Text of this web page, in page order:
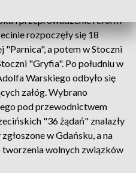
i przeprowadzenie reform
rozpoczęły się 18
"Parnica", a potem w Stoczni
"Gryfia". Po południu w
Warskiego odbyło się
załóg. Wybrano
pod przewodnictwem
"36 żądań" znalazły
w Gdańsku, a na
wolnych związków